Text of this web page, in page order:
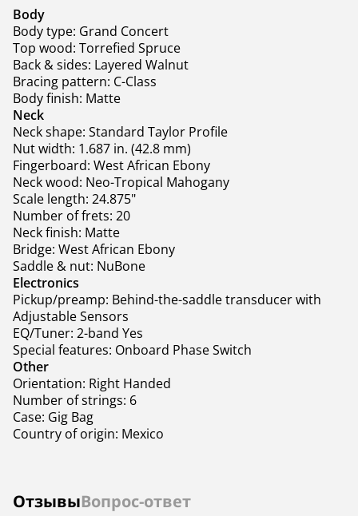
Body
Body type: Grand Concert
Top wood: Torrefied Spruce
Back & sides: Layered Walnut
Bracing pattern: C-Class
Body finish: Matte
Neck
Neck shape: Standard Taylor Profile
Nut width: 1.687 in. (42.8 mm)
Fingerboard: West African Ebony
Neck wood: Neo-Tropical Mahogany
Scale length: 24.875"
Number of frets: 20
Neck finish: Matte
Bridge: West African Ebony
Saddle & nut: NuBone
Electronics
Pickup/preamp: Behind-the-saddle transducer with
Adjustable Sensors
EQ/Tuner: 2-band Yes
Special features: Onboard Phase Switch
Other
Orientation: Right Handed
Number of strings: 6
Case: Gig Bag
Country of origin: Mexico
ОтзывыВопрос-ответ